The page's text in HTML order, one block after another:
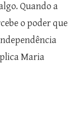
Quando a
o poder que
Maria